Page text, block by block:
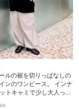
ルの裾を切りっぱなしの
ンのワンピース。 インナ
トキャミで少し大人っ...